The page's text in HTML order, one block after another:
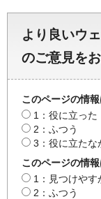
より良いウ
のご意見を
このページの情
1：役に立った
2：ふつう
3：役に立たな
このページの情
1：見つけやす
2：ふつう